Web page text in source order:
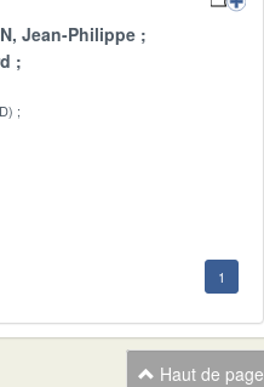
Jean-Philippe
1
Haut de page